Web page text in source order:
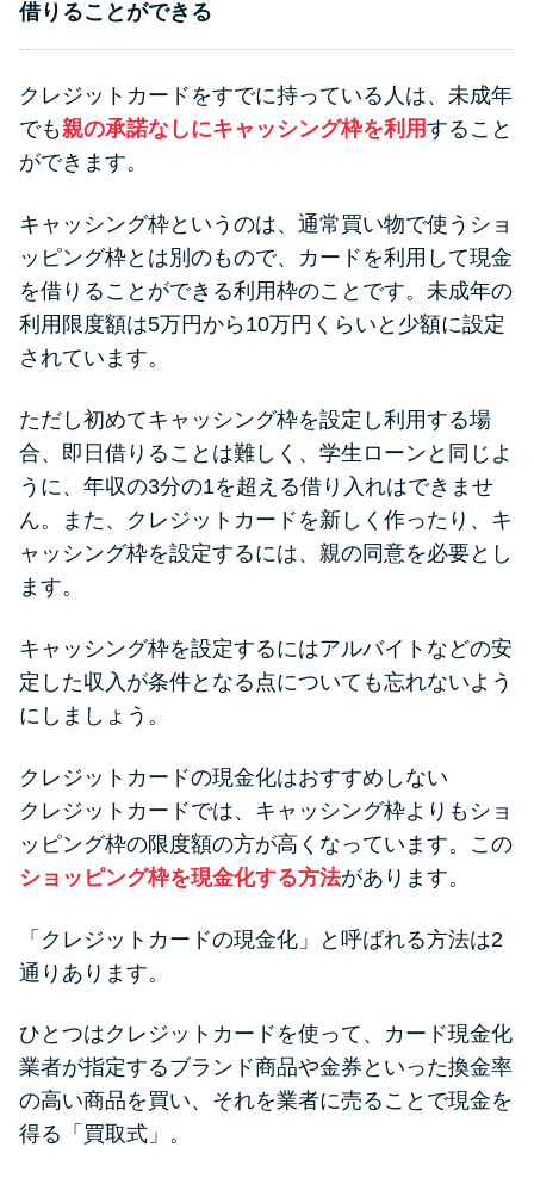
借りることができる
クレジットカードをすでに持っている人は、未成年
でも親の承諾なしにキャッシング枠を利用すること
ができます。
キャッシング枠というのは、通常買い物で使うショ
ッピング枠とは別のもので、カードを利用して現金
を借りることができる利用枠のことです。未成年の
利用限度額は5万円から10万円くらいと少額に設定
されています。
ただし初めてキャッシング枠を設定し利用する場
合、即日借りることは難しく、学生ローンと同じよ
うに、年収の3分の1を超える借り入れはできませ
ん。また、クレジットカードを新しく作ったり、キ
ャッシング枠を設定するには、親の同意を必要とし
ます。
キャッシング枠を設定するにはアルバイトなどの安
定した収入が条件となる点についても忘れないよう
にしましょう。
クレジットカードの現金化はおすすめしない
クレジットカードでは、キャッシング枠よりもショ
ッピング枠の限度額の方が高くなっています。この
ショッピング枠を現金化する方法があります。
「クレジットカードの現金化」と呼ばれる方法は2
通りあります。
ひとつはクレジットカードを使って、カード現金化
業者が指定するブランド商品や金券といった換金率
の高い商品を買い、それを業者に売ることで現金を
得る「買取式」。